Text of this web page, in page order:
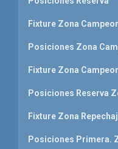
Fixture Zona
Posiciones Zona
Fixture Zona
Posiciones Reserva
Fixture Zona
Posiciones Primera.